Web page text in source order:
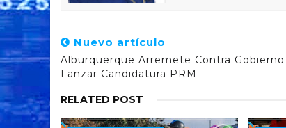
Nuevo artículo
Alburquerque Arremete Contra Gobierno
Lanzar Candidatura PRM
RELATED POST